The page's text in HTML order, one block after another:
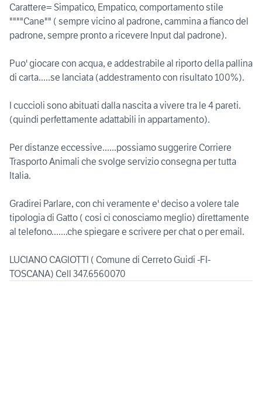
Carattere= Simpatico, Empatico, comportamento stile
""""Cane"" ( sempre vicino al padrone, cammina a fianco del
padrone, sempre pronto a ricevere Input dal padrone).
Puo' giocare con acqua, e addestrabile al riporto della pallina
di carta.....se lanciata (addestramento con risultato 100%).
I cuccioli sono abituati dalla nascita a vivere tra le 4 pareti.
(quindi perfettamente adattabili in appartamento).
Per distanze eccessive......possiamo suggerire Corriere
Trasporto Animali che svolge servizio consegna per tutta
Italia.
Gradirei Parlare, con chi veramente e' deciso a volere tale
tipologia di Gatto ( cosi ci conosciamo meglio) direttamente
al telefono.......che spiegare e scrivere per chat o per email.
LUCIANO CAGIOTTI ( Comune di Cerreto Guidi -FI-
TOSCANA) Cell 347.6560070